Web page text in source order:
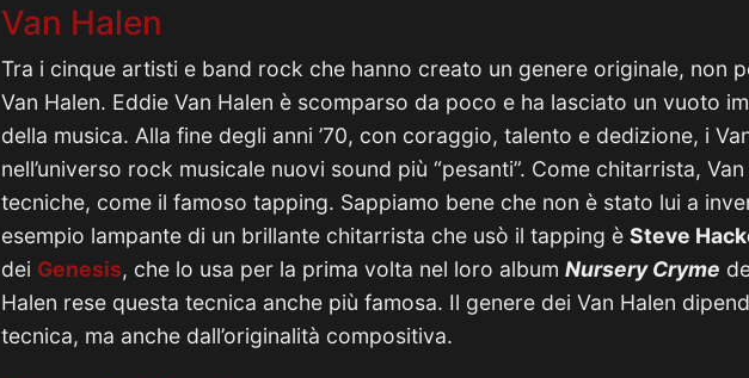
Van Halen
Tra i cinque artisti e band rock che hanno creato un genere originale, non
Van Halen. Eddie Van Halen è scomparso da poco e ha lasciato un vuoto
della musica. Alla fine degli anni ’70, con coraggio, talento e dedizione, i
nell’universo rock musicale nuovi sound più “pesanti”. Come chitarrista,
tecniche, come il famoso tapping. Sappiamo bene che non è stato lui a
esempio lampante di un brillante chitarrista che usò il tapping è Steve
dei Genesis, che lo usa per la prima volta nel loro album Nursery Cryme
Halen rese questa tecnica anche più famosa. Il genere dei Van Halen
tecnica, ma anche dall’originalità compositiva.